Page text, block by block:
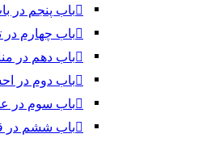
باب پنجم در
باب چهارم در
باب دهم در
باب دوم در
باب سوم در
باب ششم در